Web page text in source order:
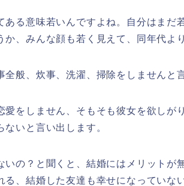
ある意味若いんですよね。自分はまだ
か、みんな顔も若く見えて、同年代よ
全般、炊事、洗濯、掃除をしませんと
愛をしません、そもそも彼女を欲しが
いと言い出します。
いの？と聞くと、結婚にはメリットが
る、結婚した友達も幸せになっていな